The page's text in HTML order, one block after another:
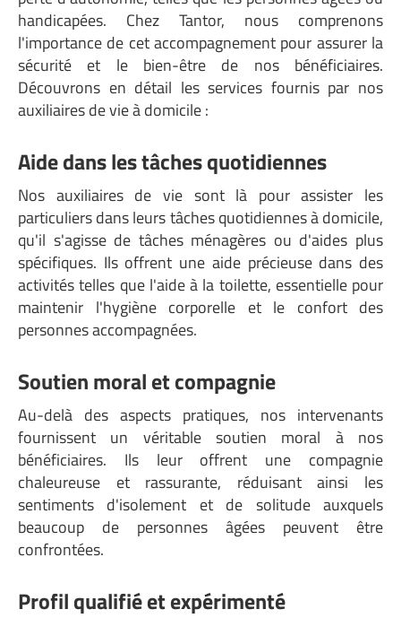
handicapées. Chez Tantor, nous comprenons
l'importance de cet accompagnement pour assurer la
sécurité et le bien-être de nos bénéficiaires.
Découvrons en détail les services fournis par nos
auxiliaires de vie à domicile :
Aide dans les tâches quotidiennes
Nos auxiliaires de vie sont là pour assister les
particuliers dans leurs tâches quotidiennes à domicile,
qu'il s'agisse de tâches ménagères ou d'aides plus
spécifiques. Ils offrent une aide précieuse dans des
activités telles que l'aide à la toilette, essentielle pour
maintenir l'hygiène corporelle et le confort des
personnes accompagnées.
Soutien moral et compagnie
Au-delà des aspects pratiques, nos intervenants
fournissent un véritable soutien moral à nos
bénéficiaires. Ils leur offrent une compagnie
chaleureuse et rassurante, réduisant ainsi les
sentiments d'isolement et de solitude auxquels
beaucoup de personnes âgées peuvent être
confrontées.
Profil qualifié et expérimenté